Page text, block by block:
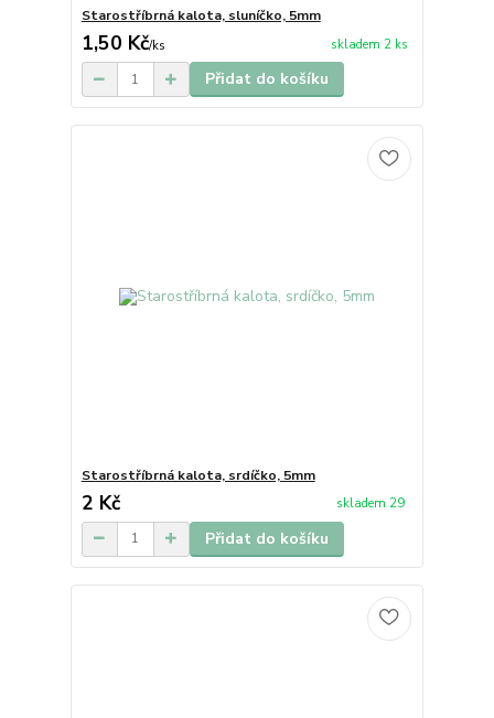
Starostříbrná kalota, sluníčko, 5mm
1,50 Kč/ks skladem 2 ks
Přidat do košíku
Starostříbrná kalota, srdíčko, 5mm
2 Kč skladem 29
Přidat do košíku